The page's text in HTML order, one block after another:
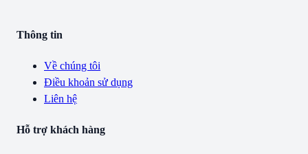
Thông tin
Về chúng tôi
Điều khoản sử dụng
Liên hệ
Hỗ trợ khách hàng